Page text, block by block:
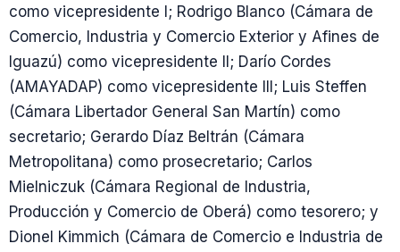
como vicepresidente I; Rodrigo Blanco (Cámara de
Comercio, Industria y Comercio Exterior y Afines de
Iguazú) como vicepresidente II; Darío Cordes
(AMAYADAP) como vicepresidente III; Luis Steffen
(Cámara Libertador General San Martín) como
secretario; Gerardo Díaz Beltrán (Cámara
Metropolitana) como prosecretario; Carlos
Mielniczuk (Cámara Regional de Industria,
Producción y Comercio de Oberá) como tesorero; y
Dionel Kimmich (Cámara de Comercio e Industria de